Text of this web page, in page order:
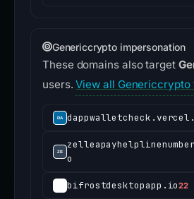
Genericcrypto impersonation
These domains also target
users.View all
o
bifrostdesktopapp.io22